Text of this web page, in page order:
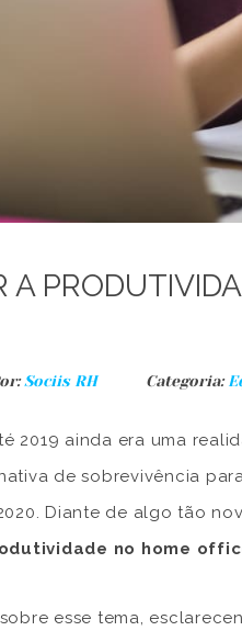
Sociis RH Categoria:
2019 ainda era uma
de sobrevivência
Diante de algo tão
no home
esse tema,